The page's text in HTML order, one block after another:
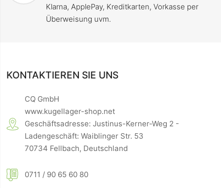
Klarna, ApplePay, Kreditkarten, Vorkasse per
Überweisung uvm.
KONTAKTIEREN SIE UNS
CQ GmbH
www.kugellager-shop.net
Geschäftsadresse: Justinus-Kerner-Weg 2 -
Ladengeschäft: Waiblinger Str. 53
70734 Fellbach, Deutschland
0711 / 90 65 60 80